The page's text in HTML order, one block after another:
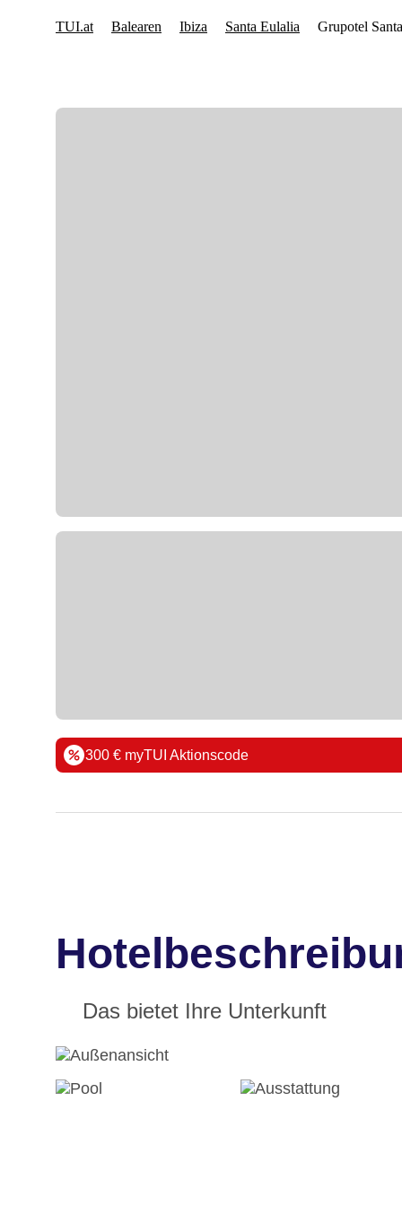
300 € myTUI Aktionscode
Das bietet Ihre Unterkunft